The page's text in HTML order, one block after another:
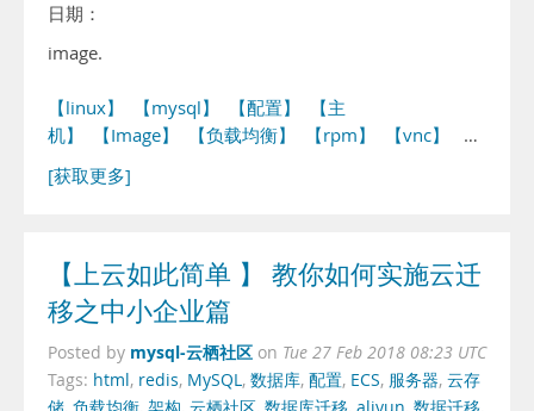
日期：
image.
【linux】 【mysql】 【配置】
【主
机】
【Image】 【负载均衡】 【rpm】 【vnc】
…
[获取更多]
【上云如此简单 】 教你如何实施云迁
移之中小企业篇
Posted by mysql-云栖社区 on Tue 27 Feb 2018 08:23 UTC
Tags: html, redis, MySQL, 数据库, 配置, ECS, 服务器, 云存